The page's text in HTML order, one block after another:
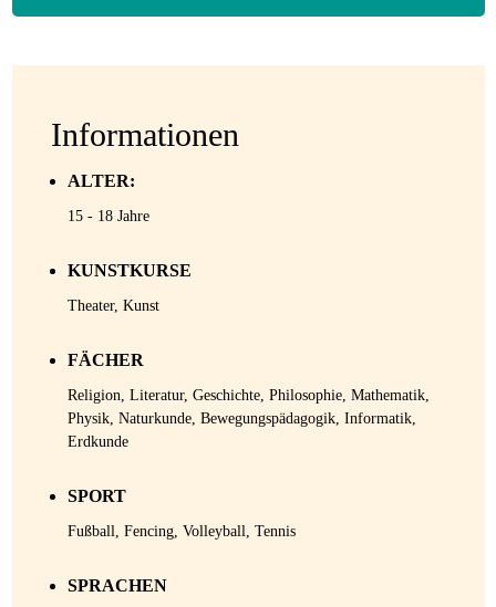
Informationen
ALTER:
15 - 18 Jahre
KUNSTKURSE
Theater, Kunst
FÄCHER
Religion, Literatur, Geschichte, Philosophie, Mathematik,
Physik, Naturkunde, Bewegungspädagogik, Informatik,
Erdkunde
SPORT
Fußball, Fencing, Volleyball, Tennis
SPRACHEN